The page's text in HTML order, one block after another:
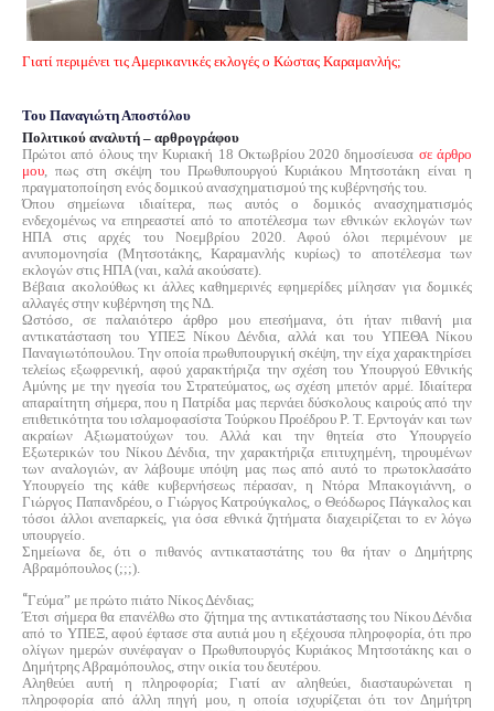
Γιατί περιμένει τις Αμερικανικές εκλογές ο Κώστας Καραμανλής;
Του Παναγιώτη Αποστόλου
Πολιτικού αναλυτή – αρθρογράφου
Πρώτοι από όλους την Κυριακή 18 Οκτωβρίου 2020 δημοσίευσα σε άρθρο
μου, πως στη σκέψη του Πρωθυπουργού Κυριάκου Μητσοτάκη είναι η
πραγματοποίηση ενός δομικού ανασχηματισμού της κυβέρνησής του.
Όπου σημείωνα ιδιαίτερα, πως αυτός ο δομικός ανασχηματισμός
ενδεχομένως να επηρεαστεί από το αποτέλεσμα των εθνικών εκλογών των
ΗΠΑ στις αρχές του Νοεμβρίου 2020. Αφού όλοι περιμένουν με
ανυπομονησία (Μητσοτάκης, Καραμανλής κυρίως) το αποτέλεσμα των
εκλογών στις ΗΠΑ (ναι, καλά ακούσατε).
Βέβαια ακολούθως κι άλλες καθημερινές εφημερίδες μίλησαν για δομικές
αλλαγές στην κυβέρνηση της ΝΔ.
Ωστόσο, σε παλαιότερο άρθρο μου επεσήμανα, ότι ήταν πιθανή μια
αντικατάσταση του ΥΠΕΞ Νίκου Δένδια, αλλά και του ΥΠΕΘΑ Νίκου
Παναγιωτόπουλου. Την οποία πρωθυπουργική σκέψη, την είχα χαρακτηρίσει
τελείως εξωφρενική, αφού χαρακτήριζα την σχέση του Υπουργού Εθνικής
Αμύνης με την ηγεσία του Στρατεύματος, ως σχέση μπετόν αρμέ. Ιδιαίτερα
απαραίτητη σήμερα, που η Πατρίδα μας περνάει δύσκολους καιρούς από την
επιθετικότητα του ισλαμοφασίστα Τούρκου Προέδρου Ρ. Τ. Ερντογάν και των
ακραίων Αξιωματούχων του. Αλλά και την θητεία στο Υπουργείο
Εξωτερικών του Νίκου Δένδια, την χαρακτήριζα επιτυχημένη, τηρουμένων
των αναλογιών, αν λάβουμε υπόψη μας πως από αυτό το πρωτοκλασάτο
Υπουργείο της κάθε κυβερνήσεως πέρασαν, η Ντόρα Μπακογιάννη, ο
Γιώργος Παπανδρέου, ο Γιώργος Κατρούγκαλος, ο Θεόδωρος Πάγκαλος και
τόσοι άλλοι ανεπαρκείς, για όσα εθνικά ζητήματα διαχειρίζεται το εν λόγω
υπουργείο.
Σημείωνα δε, ότι ο πιθανός αντικαταστάτης του θα ήταν ο Δημήτρης
Αβραμόπουλος (;;;).
“Γεύμα” με πρώτο πιάτο Νίκος Δένδιας;
Έτσι σήμερα θα επανέλθω στο ζήτημα της αντικατάστασης του Νίκου Δένδια
από το ΥΠΕΞ, αφού έφτασε στα αυτιά μου η εξέχουσα πληροφορία, ότι προ
ολίγων ημερών συνέφαγαν ο Πρωθυπουργός Κυριάκος Μητσοτάκης και ο
Δημήτρης Αβραμόπουλος, στην οικία του δευτέρου.
Αληθεύει αυτή η πληροφορία; Γιατί αν αληθεύει, διασταυρώνεται η
πληροφορία από άλλη πηγή μου, η οποία ισχυρίζεται ότι τον Δημήτρη